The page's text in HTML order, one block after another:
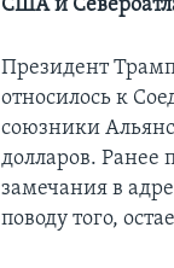
США и
Президент
относилось к
союзники
долларов. Ранее
замечания в
поводу того,